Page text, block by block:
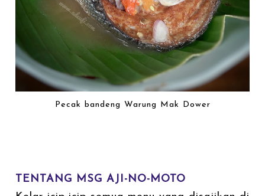
Pecak bandeng Warung Mak Dower
TENTANG MSG AJI-NO-MOTO